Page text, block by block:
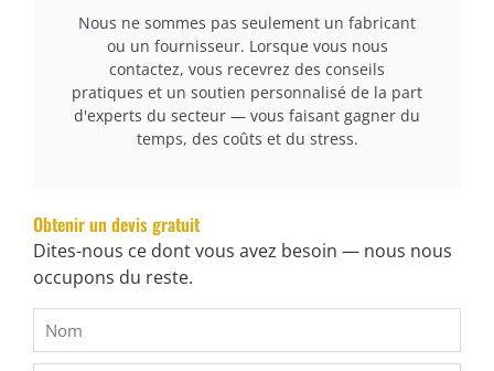
gamme de produits :
Mastering Pocket Spring Production: Our Machine in Action
Mastering Pocket Spring Production: Our Machine in
Mastering Pocket Spring Production: Our Machine in
Nous ne sommes pas seulement un fabricant
ou un fournisseur. Lorsque vous nous
contactez, vous recevrez des conseils
pratiques et un soutien personnalisé de la part
d'experts du secteur — vous faisant gagner du
temps, des coûts et du stress.
Obtenir un devis gratuit
Dites-nous ce dont vous avez besoin — nous nous
occupons du reste.